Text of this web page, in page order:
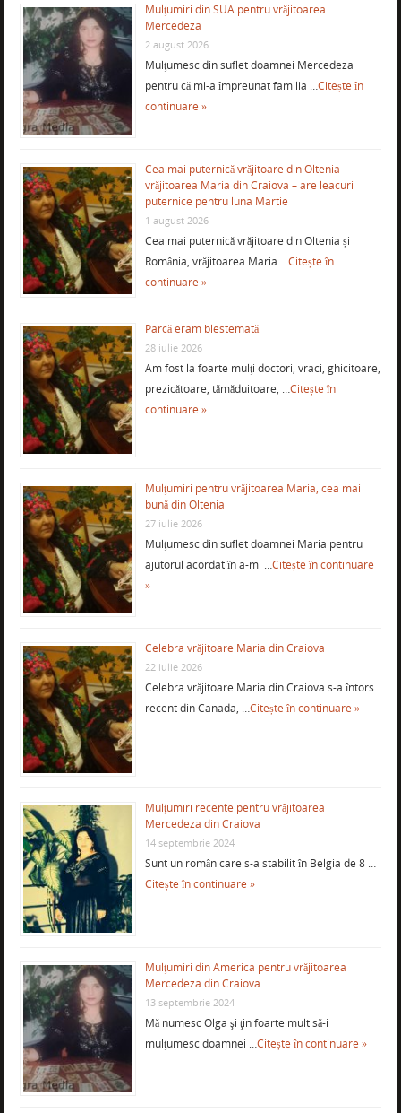
Mulţumiri din SUA pentru vrăjitoarea
Mercedeza
2 august 2026
Mulţumesc din suflet doamnei Mercedeza
pentru că mi-a împreunat familia …Citește în
continuare »
Cea mai puternică vrăjitoare din Oltenia-
vrăjitoarea Maria din Craiova – are leacuri
puternice pentru luna Martie
1 august 2026
Cea mai puternică vrăjitoare din Oltenia și
România, vrăjitoarea Maria …Citește în
continuare »
Parcă eram blestemată
28 iulie 2026
Am fost la foarte mulţi doctori, vraci, ghicitoare,
prezicătoare, tămăduitoare, …Citește în
continuare »
Mulţumiri pentru vrăjitoarea Maria, cea mai
bună din Oltenia
27 iulie 2026
Mulţumesc din suflet doamnei Maria pentru
ajutorul acordat în a-mi …Citește în continuare
»
Celebra vrăjitoare Maria din Craiova
22 iulie 2026
Celebra vrăjitoare Maria din Craiova s-a întors
recent din Canada, …Citește în continuare »
Mulţumiri recente pentru vrăjitoarea
Mercedeza din Craiova
14 septembrie 2024
Sunt un român care s-a stabilit în Belgia de 8 …
Citește în continuare »
Mulţumiri din America pentru vrăjitoarea
Mercedeza din Craiova
13 septembrie 2024
Mă numesc Olga şi ţin foarte mult să-i
mulţumesc doamnei …Citește în continuare »